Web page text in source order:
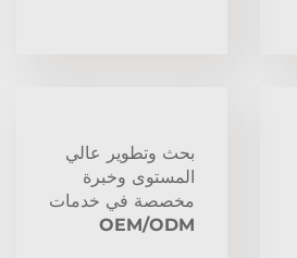
بحث وتطوير عالي
المستوى وخبرة
مخصصة في خدمات
OEM/ODM